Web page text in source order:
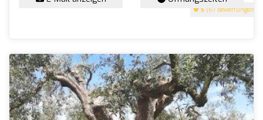
5 (67 Bewertungen)